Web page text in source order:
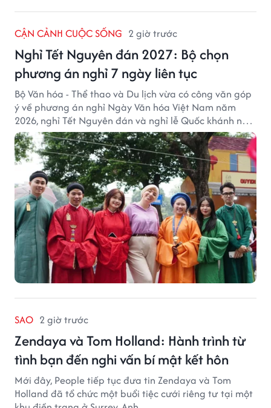
CẬN CẢNH CUỘC SỐNG 2 giờ trước
Nghỉ Tết Nguyên đán 2027: Bộ chọn
phương án nghỉ 7 ngày liên tục
Bộ Văn hóa - Thể thao và Du lịch vừa có công văn góp
ý về phương án nghỉ Ngày Văn hóa Việt Nam năm
2026, nghỉ Tết Nguyên đán và nghỉ lễ Quốc khánh năm
2027.
SAO 2 giờ trước
Zendaya và Tom Holland: Hành trình từ
tình bạn đến nghi vấn bí mật kết hôn
Mới đây, People tiếp tục đưa tin Zendaya và Tom
Holland đã tổ chức một buổi tiệc cưới riêng tư tại một